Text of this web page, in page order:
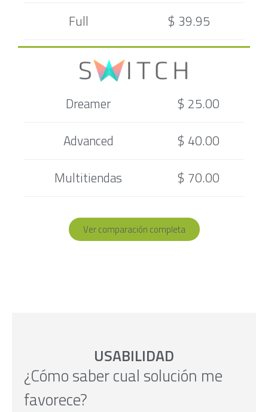
Full
$ 39.95
Dreamer
$ 25.00
Advanced
$ 40.00
Multitiendas
$ 70.00
Ver comparación completa
USABILIDAD
¿Cómo saber cual solución me
favorece?